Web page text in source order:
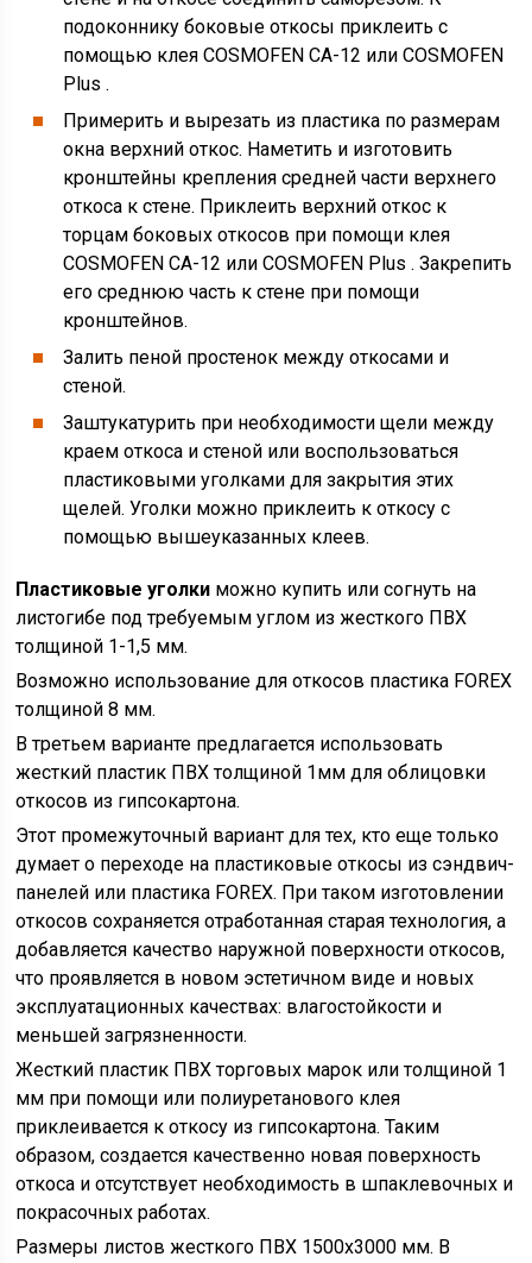
подоконнику боковые откосы приклеить с
помощью клея COSMOFEN СА-12 или COSMOFEN
Plus .
Примерить и вырезать из пластика по размерам
окна верхний откос. Наметить и изготовить
кронштейны крепления средней части верхнего
откоса к стене. Приклеить верхний откос к
торцам боковых откосов при помощи клея
COSMOFEN СА-12 или COSMOFEN Plus . Закрепить
его среднюю часть к стене при помощи
кронштейнов.
Залить пеной простенок между откосами и
стеной.
Заштукатурить при необходимости щели между
краем откоса и стеной или воспользоваться
пластиковыми уголками для закрытия этих
щелей. Уголки можно приклеить к откосу с
помощью вышеуказанных клеев.
Пластиковые уголки можно купить или согнуть на
листогибе под требуемым углом из жесткого ПВХ
толщиной 1-1,5 мм.
Возможно использование для откосов пластика FOREX
толщиной 8 мм.
В третьем варианте предлагается использовать
жесткий пластик ПВХ толщиной 1мм для облицовки
откосов из гипсокартона.
Этот промежуточный вариант для тех, кто еще только
думает о переходе на пластиковые откосы из сэндвич-
панелей или пластика FOREX. При таком изготовлении
откосов сохраняется отработанная старая технология, а
добавляется качество наружной поверхности откосов,
что проявляется в новом эстетичном виде и новых
эксплуатационных качествах: влагостойкости и
меньшей загрязненности.
Жесткий пластик ПВХ торговых марок или толщиной 1
мм при помощи или полиуретанового клея
приклеивается к откосу из гипсокартона. Таким
образом, создается качественно новая поверхность
откоса и отсутствует необходимость в шпаклевочных и
покрасочных работах.
Размеры листов жесткого ПВХ 1500х3000 мм. В